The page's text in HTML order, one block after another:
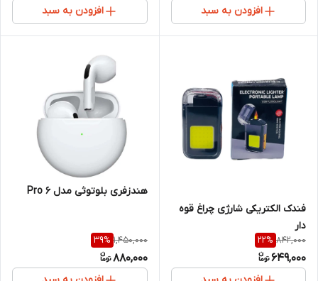
افزودن به سبد افزودن به سبد
فندک الکتریکی شارژی چراغ قوه
دار
842,000
22%
649,000
هندزفری بلوتوثی مدل Pro 6
1,450,000
39%
880,000